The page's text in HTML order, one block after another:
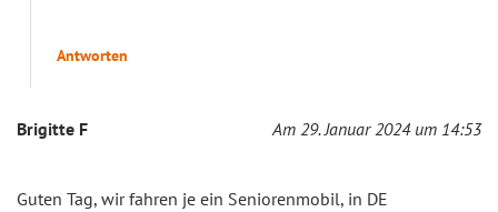
Antworten
Brigitte F Am 29. Januar 2024 um 14:53
Guten Tag, wir fahren je ein Seniorenmobil, in DE